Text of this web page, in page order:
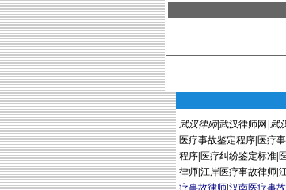
武汉律师|武汉律师网 武
医疗事故鉴定程序 医疗
程序 医疗纠纷鉴定标准
律师 |江岸医疗事故律师 |
疗事故律师 |汉南医疗事